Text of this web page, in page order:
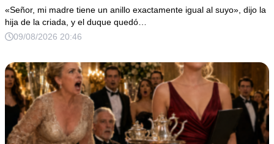
al oírlo.
«Señor, mi madre tiene un anillo exactamente igual al suyo», dijo la
hija de la criada, y el duque quedó…
09/08/2026 20:46